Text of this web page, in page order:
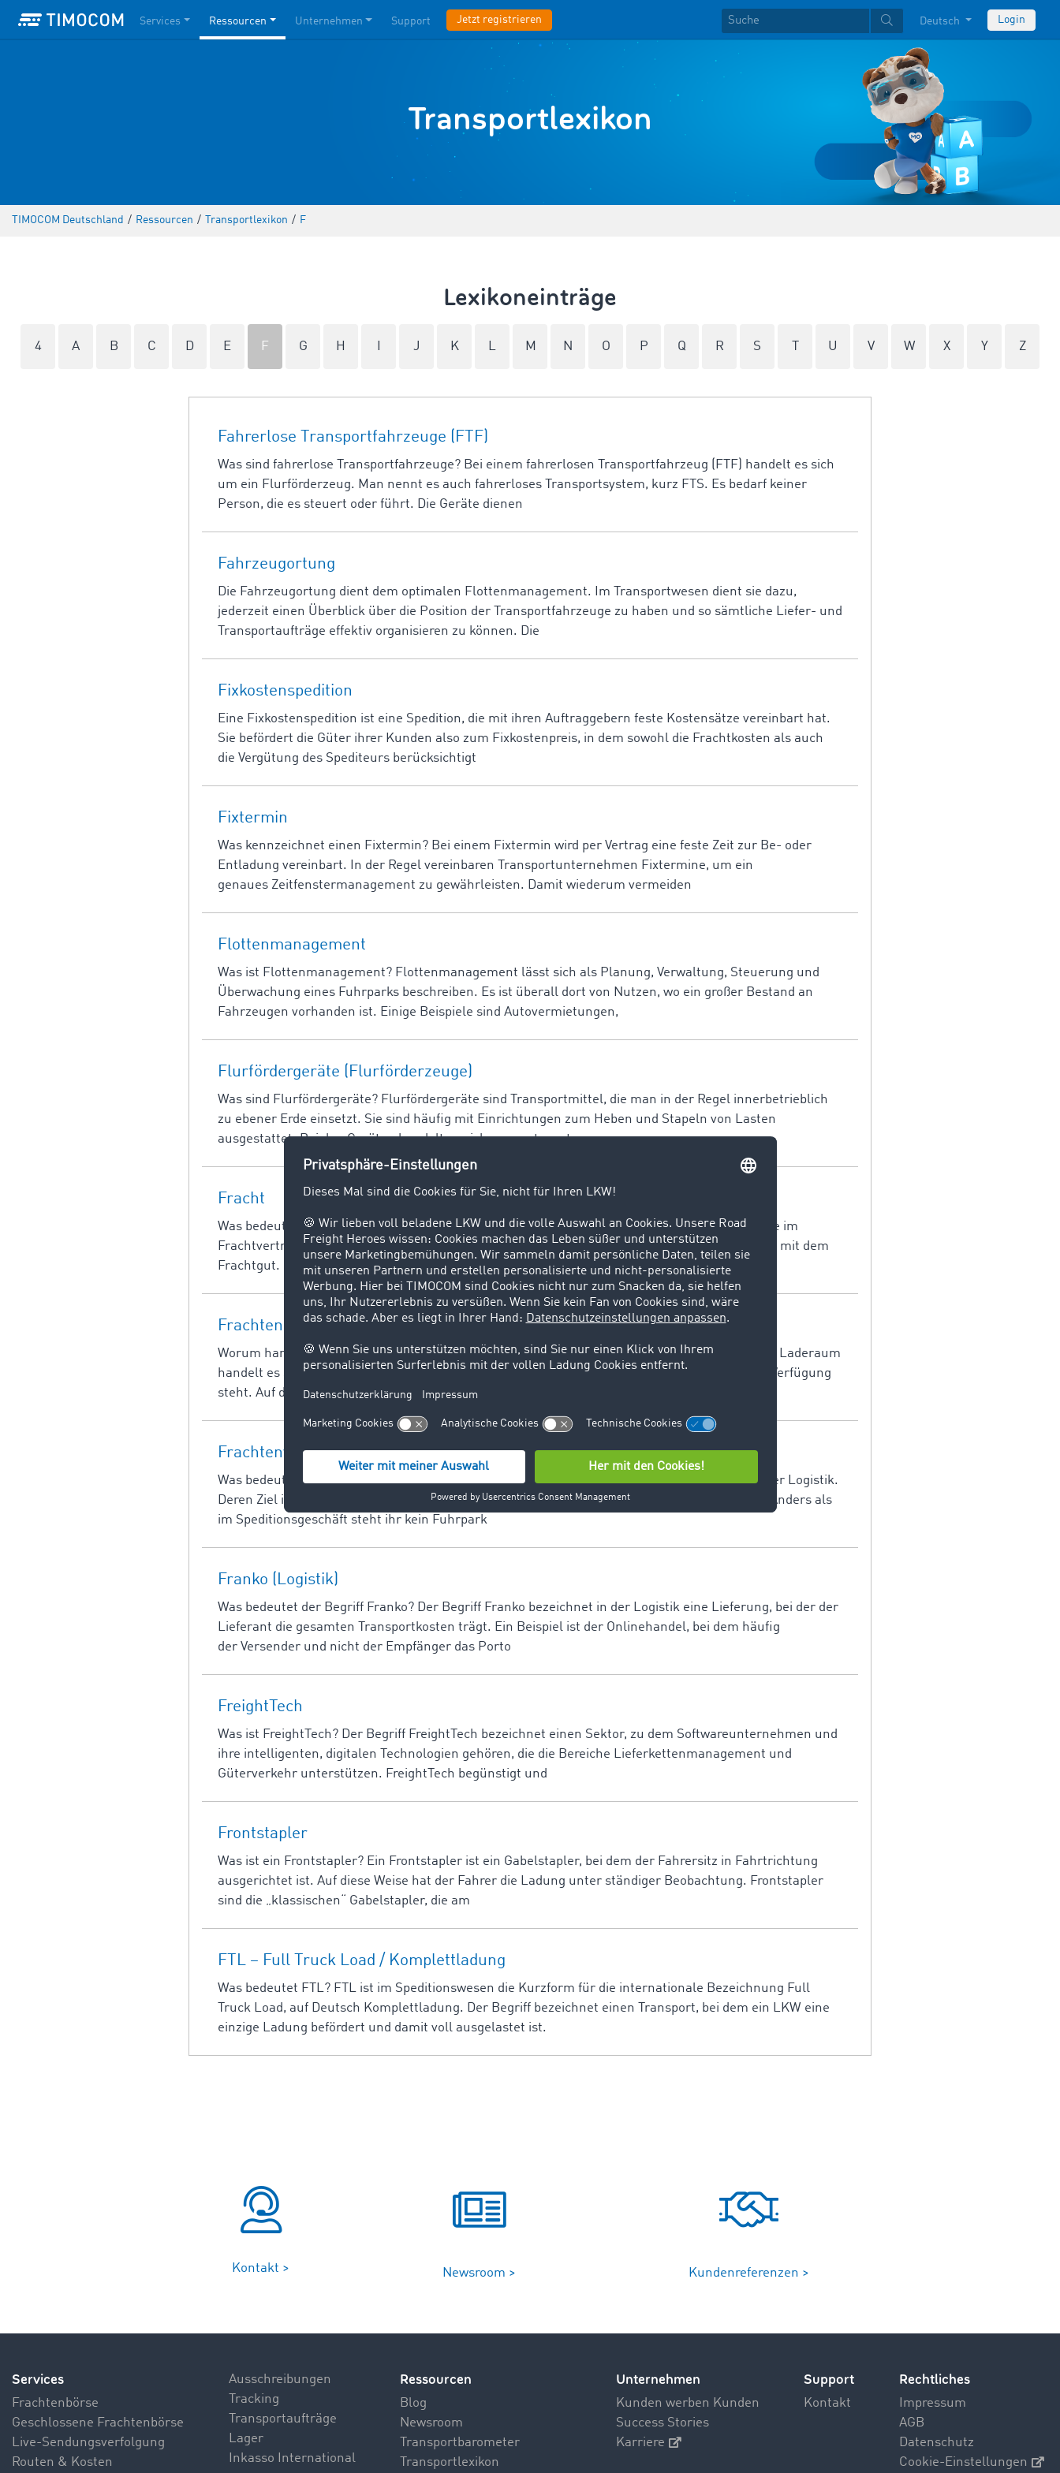
Services Ressourcen Unternehmen Support Jetzt registrieren Deutsch Login
Transportlexikon
TIMOCOM Deutschland / Ressourcen / Transportlexikon / F
Lexikoneinträge
4 A B C D E F G H J K L M N O P Q R S U V W X Y Z
Fahrerlose Transportfahrzeuge (FTF)
Was sind fahrerlose Transportfahrzeuge? Bei einem fahrerlosen Transportfahrzeug (FTF) handelt es sich
um ein Flurförderzeug. Man nennt es auch fahrerloses Transportsystem, kurz FTS. Es bedarf keiner
Person, die es steuert oder führt. Die Geräte dienen
Fahrzeugortung
Die Fahrzeugortung dient dem optimalen Flottenmanagement. Im Transportwesen dient sie dazu,
jederzeit einen Überblick über die Position der Transportfahrzeuge zu haben und so sämtliche Liefer- und
Transportaufträge effektiv organisieren zu können. Die
Fixkostenspedition
Eine Fixkostenspedition ist eine Spedition, die mit ihren Auftraggebern feste Kostensätze vereinbart hat.
Sie befördert die Güter ihrer Kunden also zum Fixkostenpreis, in dem sowohl die Frachtkosten als auch
die Vergütung des Spediteurs berücksichtigt
Fixtermin
Was kennzeichnet einen Fixtermin? Bei einem Fixtermin wird per Vertrag eine feste Zeit zur Be- oder
Entladung vereinbart. In der Regel vereinbaren Transportunternehmen Fixtermine, um ein
genaues Zeitfenstermanagement zu gewährleisten. Damit wiederum vermeiden
Flottenmanagement
Was ist Flottenmanagement? Flottenmanagement lässt sich als Planung, Verwaltung, Steuerung und
Überwachung eines Fuhrparks beschreiben. Es ist überall dort von Nutzen, wo ein großer Bestand an
Fahrzeugen vorhanden ist. Einige Beispiele sind Autovermietungen,
Flurfördergeräte (Flurförderzeuge)
Was sind Flurfördergeräte? Flurfördergeräte sind Transportmittel, die man in der Regel innerbetrieblich
zu ebener Erde einsetzt. Sie sind häufig mit Einrichtungen zum Heben und Stapeln von Lasten
ausgestattet. Bei den Geräten handelt es sich um gesteuerte
Fracht
Was bedeutet Fracht? Als Fracht gilt im Frachtgeschäft das Entgelt, das ein Frachtführer für die im
Frachtvertrag vereinbarte Güterbeförderung erhält. Die Fracht ist damit nicht gleichbedeutend mit dem
Frachtgut. Letzteres sind Güter und Waren, die ein
Frachtenbörse und Laderaumbörse
Worum handelt es sich bei Frachtenbörse und Laderaumbörse? Bei einer Börse für Fracht und Laderaum
handelt es sich um einen virtuellen Marktplatz, der meist Spediteuren und Frachtführern zur Verfügung
steht. Auf diesem Marktplatz treffen Anbieter von
Frachtenvermittlung
Was bedeutet Frachtenvermittlung? Die Frachtenvermittlung ist ein eigener Geschäftszweig der Logistik.
Deren Ziel ist es, Frachtaufträge zu vermitteln und an geeignete Frachtführer weiterzuleiten. Anders als
im Speditionsgeschäft steht ihr kein Fuhrpark
Franko (Logistik)
Was bedeutet der Begriff Franko? Der Begriff Franko bezeichnet in der Logistik eine Lieferung, bei der der
Lieferant die gesamten Transportkosten trägt. Ein Beispiel ist der Onlinehandel, bei dem häufig
der Versender und nicht der Empfänger das Porto
FreightTech
Was ist FreightTech? Der Begriff FreightTech bezeichnet einen Sektor, zu dem Softwareunternehmen und
ihre intelligenten, digitalen Technologien gehören, die die Bereiche Lieferkettenmanagement und
Güterverkehr unterstützen. FreightTech begünstigt und
Frontstapler
Was ist ein Frontstapler? Ein Frontstapler ist ein Gabelstapler, bei dem der Fahrersitz in Fahrtrichtung
ausgerichtet ist. Auf diese Weise hat der Fahrer die Ladung unter ständiger Beobachtung. Frontstapler
sind die „klassischen“ Gabelstapler, die am
FTL – Full Truck Load / Komplettladung
Was bedeutet FTL? FTL ist im Speditionswesen die Kurzform für die internationale Bezeichnung Full
Truck Load, auf Deutsch Komplettladung. Der Begriff bezeichnet einen Transport, bei dem ein LKW eine
einzige Ladung befördert und damit voll ausgelastet ist.
Kontakt > Newsroom > Kundenreferenzen >
Services
Frachtenbörse
Geschlossene Frachtenbörse
Live-Sendungsverfolgung
Routen & Kosten
Ausschreibungen
Tracking
Transportaufträge
Lager
Inkasso International
Ressourcen
Blog
Newsroom
Transportbarometer
Transportlexikon
Unternehmen
Kunden werben Kunden
Success Stories
Karriere
Support
Kontakt
Rechtliches
Impressum
AGB
Datenschutz
Cookie-Einstellungen